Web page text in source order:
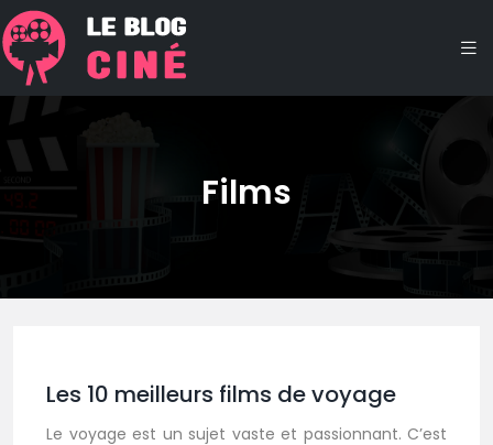
Films
Les 10 meilleurs films de voyage
Le voyage est un sujet vaste et passionnant. C’est